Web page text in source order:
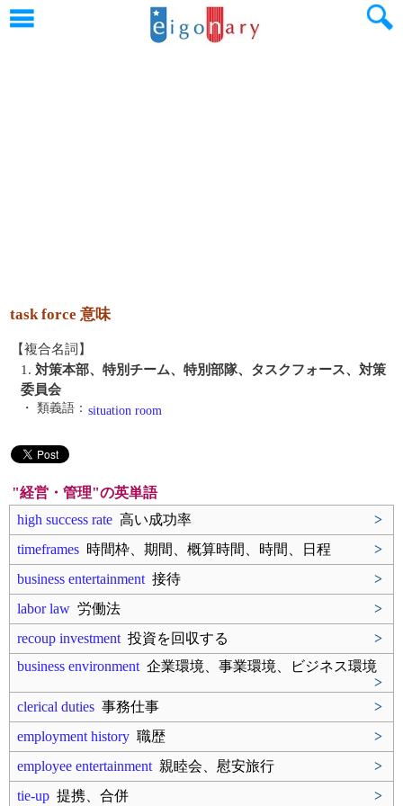
task force 意味
【複合名詞】
1. 対策本部、特別チーム、特別部隊、タスクフォース、対策
委員会
・ 類義語： situation room
"経営・管理"の英単語
high success rate 高い成功率
>
timeframes 時間枠、期間、概算時間、時間、日程
>
business entertainment 接待
>
labor law 労働法
>
recoup investment 投資を回収する
>
business environment 企業環境、事業環境、ビジネス環境
>
clerical duties 事務仕事
>
employment history 職歴
>
employee entertainment 親睦会、慰安旅行
>
tie-up 提携、合併 >